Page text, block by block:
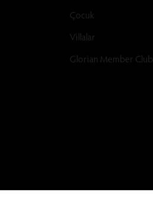
Çocuk
Villalar
Glorian Member Club